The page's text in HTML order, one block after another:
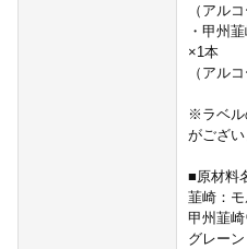
（アル
・甲州
×1本
（アル
※ラベル
がござい
■原材料
韮崎：
甲州韮
グレーン